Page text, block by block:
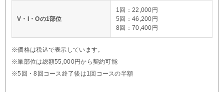
V・I・Oの1部位
1回：22,000円
5回：46,200円
8回：70,400円
※価格は税込で表示しています。
※単部位は総額55,000円から契約可能
※5回・8回コース終了後は1回コースの半額